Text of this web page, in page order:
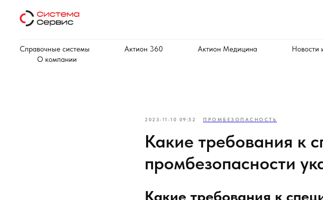
Справочные системы Актион 360 Актион Медицина Новости
О компании
2023-11-10 09:52 ПРОМБЕЗОПАСНОСТЬ
Какие требования к
промбезопасности
Какие требования к